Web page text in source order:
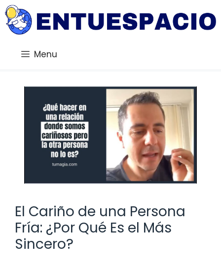
Saltar
al
contenido
Menu
El Cariño de una Persona
Fría: ¿Por Qué Es el Más
Sincero?